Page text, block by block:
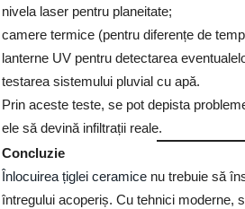
nivela laser pentru planeitate;
camere termice (pentru diferențe de
lanterne UV pentru detectarea
testarea sistemului pluvial cu apă.
Prin aceste teste, se pot depista
ele să devină infiltrații reale.
Concluzie
Înlocuirea țiglei ceramice nu trebuie să
întregului acoperiș. Cu tehnici moderne,